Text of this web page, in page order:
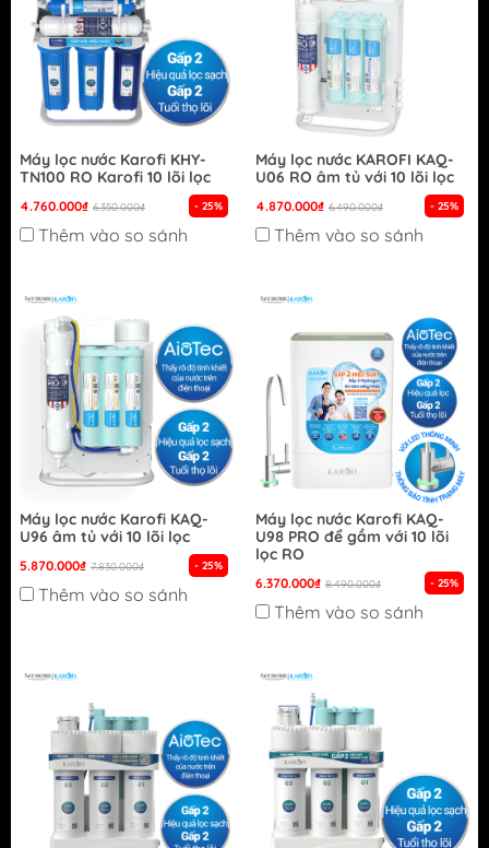
Máy lọc nước Karofi KHY-
TN100 RO Karofi 10 lõi lọc
4.760.000₫ 6.350.000₫ - 25%
Thêm vào so sánh
Máy lọc nước KAROFI KAQ-
U06 RO âm tủ với 10 lõi lọc
4.870.000₫ 6.490.000₫ - 25%
Thêm vào so sánh
Máy lọc nước Karofi KAQ-
U96 âm tủ với 10 lõi lọc
5.870.000₫ 7.830.000₫ - 25%
Thêm vào so sánh
Máy lọc nước Karofi KAQ-
U98 PRO để gầm với 10 lõi
lọc RO
6.370.000₫ 8.490.000₫ - 25%
Thêm vào so sánh